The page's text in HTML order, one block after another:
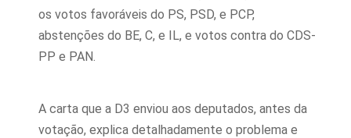
os votos favoráveis do PS, PSD, e PCP,
abstenções do BE, C, e IL, e votos contra do CDS-
PP e PAN.
A carta que a D3 enviou aos deputados, antes da
votação, explica detalhadamente o problema e